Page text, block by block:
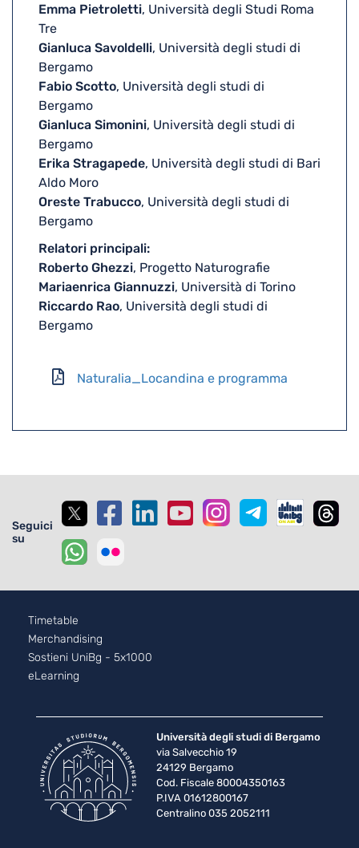
Emma Pietroletti, Università degli Studi Roma
Tre
Gianluca Savoldelli, Università degli studi di
Bergamo
Fabio Scotto, Università degli studi di
Bergamo
Gianluca Simonini, Università degli studi di
Bergamo
Erika Stragapede, Università degli studi di Bari
Aldo Moro
Oreste Trabucco, Università degli studi di
Bergamo
Relatori principali:
Roberto Ghezzi, Progetto Naturografie
Mariaenrica Giannuzzi, Università di Torino
Riccardo Rao, Università degli studi di
Bergamo
Naturalia_Locandina e programma
Seguici
su
Footer - 2
Timetable
Merchandising
Sostieni UniBg - 5x1000
eLearning
Università degli studi di Bergamo
via Salvecchio 19
24129 Bergamo
Cod. Fiscale 80004350163
P.IVA 01612800167
Centralino 035 2052111